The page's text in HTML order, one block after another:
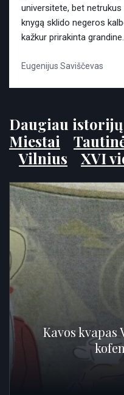
universitete, bet
knygą sklido negeros
kažkur prirakinta grandine.
Eugenijus Saviščevas
Daugiau
Miestai
Vilnius
XVI
Kavos